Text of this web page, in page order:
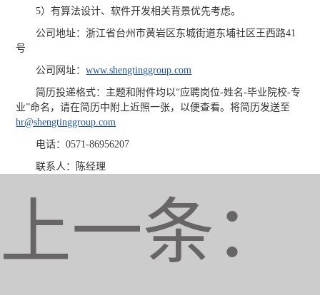
5）有算法设计、软件开发相关背景优先考虑。
公司地址：浙江省台州市黄岩区东城街道东埔社区王西路41
号
公司网址：www.shengtinggroup.com
简历投递格式：主题和附件均以“应聘岗位-姓名-毕业院校-专
业”命名，请在简历中附上近照一张，以便查看。将简历发送至
hr@shengtinggroup.com
电话：0571-86956207
联系人：陈经理
上一条：